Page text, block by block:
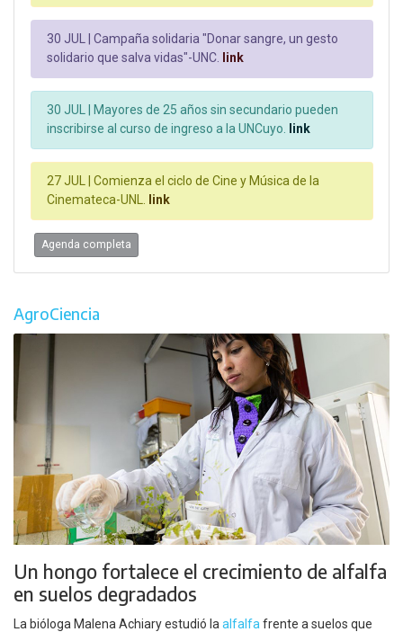
30 JUL | Campaña solidaria "Donar sangre, un gesto
solidario que salva vidas"-UNC. link
30 JUL |
Mayores de 25 años sin secundario pueden
inscribirse al curso de ingreso a la UNCuyo. link
27 JUL | Comienza el ciclo de Cine y Música de la
Cinemateca-UNL. link
Agenda completa
AgroCiencia
Un hongo fortalece el crecimiento de alfalfa
en suelos degradados
La bióloga Malena Achiary estudió la alfalfa frente a suelos que